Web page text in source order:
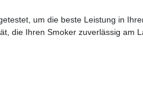
um die beste Leistung in
die Ihren Smoker zuverlässig am